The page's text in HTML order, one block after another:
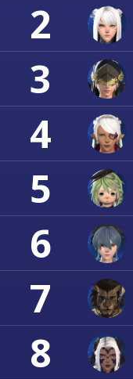
2
3
4
5
6
7
8